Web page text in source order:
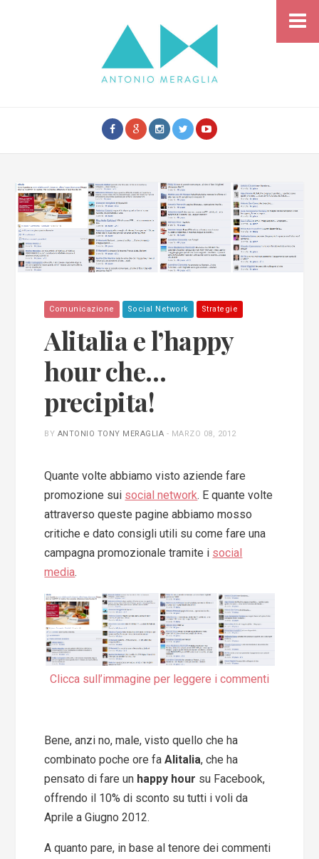
Comunicazione Social Network Strategie
Alitalia e l’happy
hour che…
precipita!
BY ANTONIO TONY MERAGLIA - MARZO 08, 2012
Quante volte abbiamo visto aziende fare
promozione sui social network. E quante volte
attraverso queste pagine abbiamo mosso
critiche e dato consigli utili su come fare una
campagna promozionale tramite i social
media.
Clicca sull’immagine per leggere i commenti
Bene, anzi no, male, visto quello che ha
combinato poche ore faAlitalia, che ha
pensato di fare un happy hour su Facebook,
offrendo il 10% di sconto su tutti i voli da
Aprile a Giugno 2012.
A quanto pare, in base al tenore dei commenti